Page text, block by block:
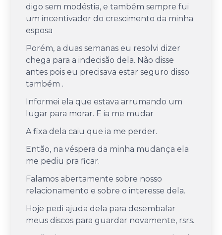
digo sem modéstia, e também sempre fui
um incentivador do crescimento da minha
esposa
Porém, a duas semanas eu resolvi dizer
chega para a indecisão dela. Não disse
antes pois eu precisava estar seguro disso
também .
Informei ela que estava arrumando um
lugar para morar. E ia me mudar
A fixa dela caiu que ia me perder.
Então, na véspera da minha mudança ela
me pediu pra ficar.
Falamos abertamente sobre nosso
relacionamento e sobre o interesse dela.
Hoje pedi ajuda dela para desembalar
meus discos para guardar novamente, rsrs.